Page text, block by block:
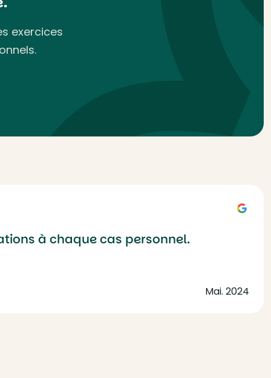
exercices
à chaque cas personnel.
Mai. 2024